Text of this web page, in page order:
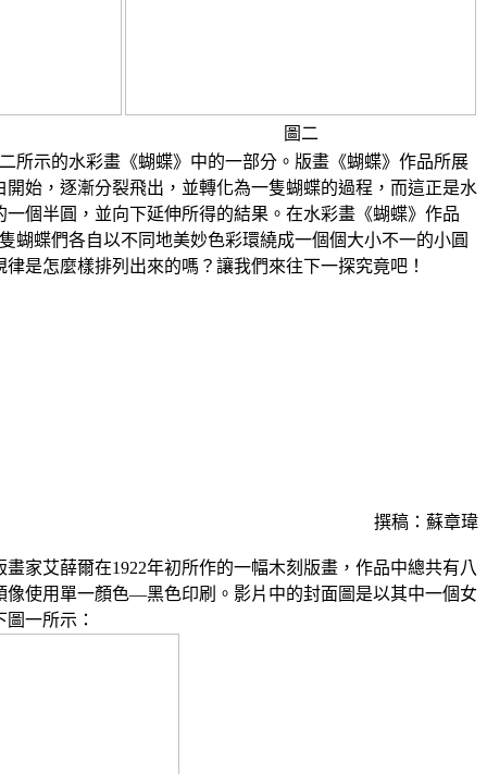
圖二
示的水彩畫《蝴蝶》中的一部分。版畫《蝴蝶》作品所展
始，逐漸分裂飛出，並轉化為一隻蝴蝶的過程，而這正是水
個半圓，並向下延伸所得的結果。在水彩畫《蝴蝶》作品
蝴蝶們各自以不同地美妙色彩環繞成一個個大小不一的小圓
是怎麼樣排列出來的嗎？讓我們來往下一探究竟吧！
撰稿：蘇章瑋
家艾薛爾在1922年初所作的一幅木刻版畫，作品中總共有八
像使用單一顏色―黑色印刷。影片中的封面圖是以其中一個女
一所示：